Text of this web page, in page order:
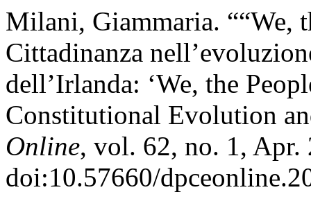
Milani, Giammaria. ““We,
Cittadinanza
dell’Irlanda: ‘We, the
Constitutional Evolution
Online, vol. 62, no. 1, Apr.
doi:10.57660/